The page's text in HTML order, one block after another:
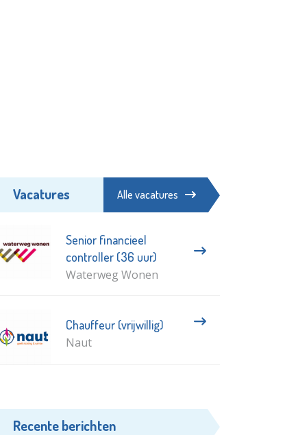
Vacatures Alle vacatures
Senior financieel
controller (36 uur)
Waterweg Wonen
Chauffeur (vrijwillig)
Naut
Recente berichten